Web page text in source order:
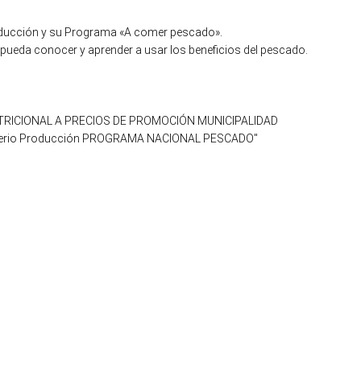
y su Programa «A comer pescado».
conocer y aprender a usar los beneficios del pescado.